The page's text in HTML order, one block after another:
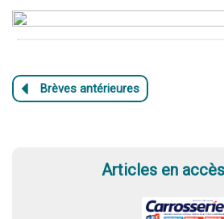
Articles en